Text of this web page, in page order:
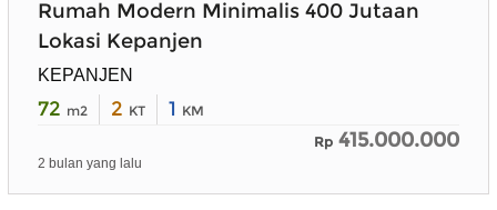
Rumah Modern Minimalis 400 Jutaan
Lokasi Kepanjen
KEPANJEN
72 m2 2 KT 1 KM
Rp 415.000.000
2 bulan yang lalu